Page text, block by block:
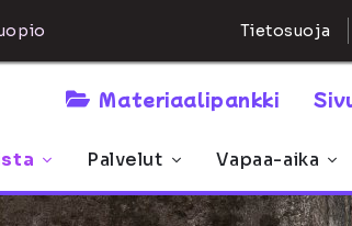
Tietosuoja
Materiaalipankki
Palvelut Vapaa-aika